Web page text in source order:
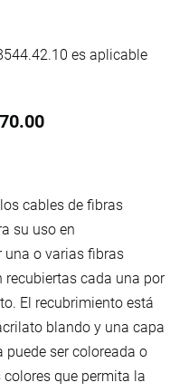
es aplicable
cables de fibras
su uso en
una o varias fibras
recubiertas cada una por
El recubrimiento está
blando y una capa
ser coloreada o
que permita la